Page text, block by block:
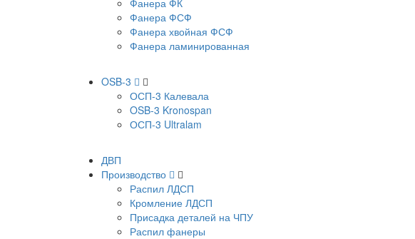
Фанера ФК
Фанера ФСФ
Фанера хвойная ФСФ
Фанера ламинированная
OSB-3
ОСП-3 Калевала
OSB-3 Kronospan
ОСП-3 Ultralam
ДВП
Производство
Распил ЛДСП
Кромление ЛДСП
Присадка деталей на ЧПУ
Распил фанеры